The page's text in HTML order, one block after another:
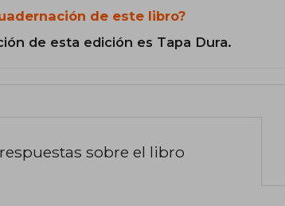
de este libro?
de esta edición es Tapa Dura.
sobre el libro